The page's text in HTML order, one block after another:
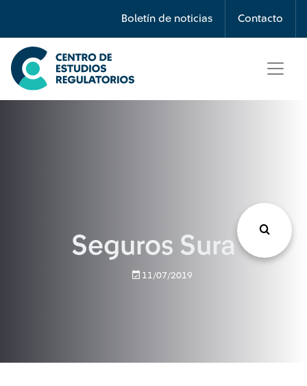
Boletín de noticias Contacto
Búsqueda
Seleccione país
Seguros Sura
11/07/2019